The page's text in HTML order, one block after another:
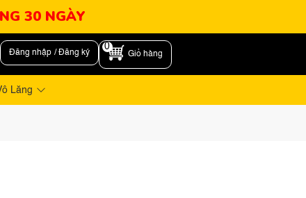
30 NGÀY
Đăng nhập / Đăng ký
0
Giỏ hàng
Lăng